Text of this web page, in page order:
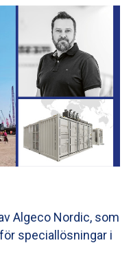
Algeco Nordic, som
speciallösningar i